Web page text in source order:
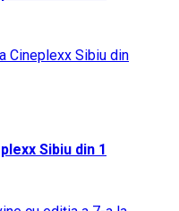
Sibiu din 1